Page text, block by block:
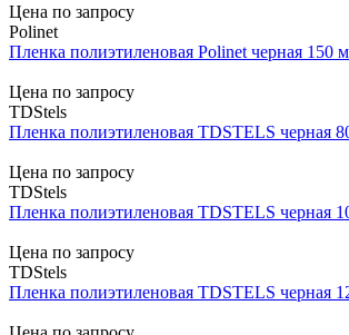
Цена по запросу
Polinet
Пленка полиэтиленовая Polinet черная 150
Цена по запросу
TDStels
Пленка полиэтиленовая TDSTELS черная
Цена по запросу
TDStels
Пленка полиэтиленовая TDSTELS черная
Цена по запросу
TDStels
Пленка полиэтиленовая TDSTELS черная